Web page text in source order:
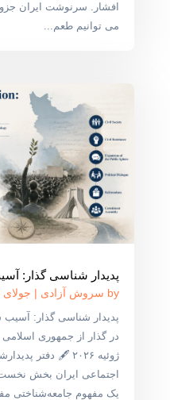
افشار. سرنوشت ایران
می توانیم طعم...
پدیدار شناسی گذار:
by سروش آزادی | جولای 29, 2026
پدیدار شناسی گذار:
ژوئیه ۲۰۲۶ 🖋 دفتر
اجتماعی ایران بخش
یک مفهوم جامعه‌شناختی